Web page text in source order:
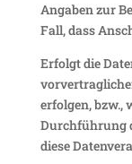
Angaben zur
Fall, dass
Erfolgt die
erfolgen, bzw.,
Durch­füh­rung
diese